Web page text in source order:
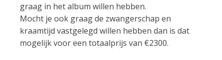
graag in het album willen hebben.
Mocht je ook graag de zwangerschap en
kraamtijd vastgelegd willen hebben dan is dat
mogelijk voor een totaalprijs van €2300.